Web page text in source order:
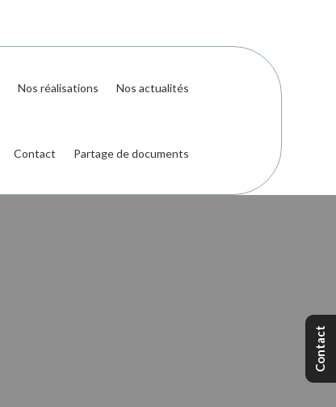
Nos réalisations Nos actualités
Contact Partage de documents
Contact